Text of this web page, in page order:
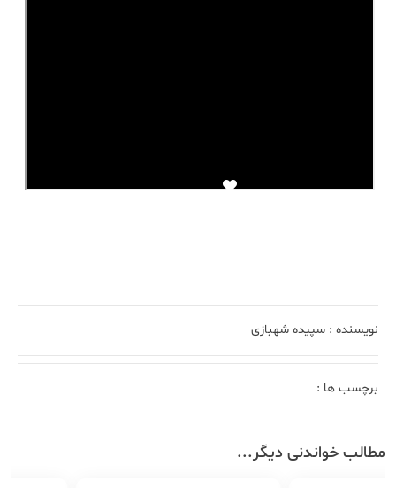
نویسنده : سپیده شهبازی
برچسب ها :
مطالب خواندنی دیگر...